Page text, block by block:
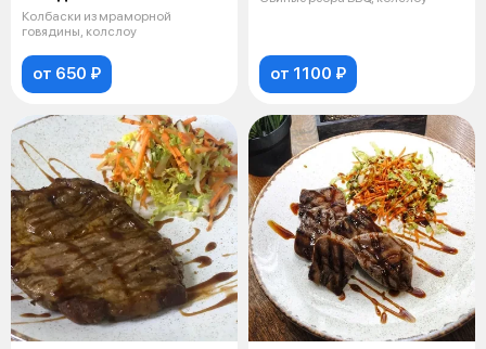
Колбаски из мраморной
говядины, колслоу
от 650 ₽ от 1100 ₽